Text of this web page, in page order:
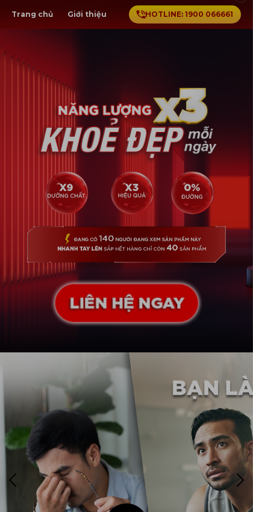
HOTLINE: 1900 066661
Trang chủ Giới thiệu